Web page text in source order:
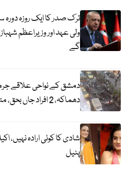
ترک صدر کا ایک روزہ
ولی عہد اور وزیراعظم
گے
دمشق کے نواحی علاقے
دھماکہ، 2 افراد جاں بحق، متعدد زخمی
شادی کا کوئی ارادہ نہیں،
پٹیل